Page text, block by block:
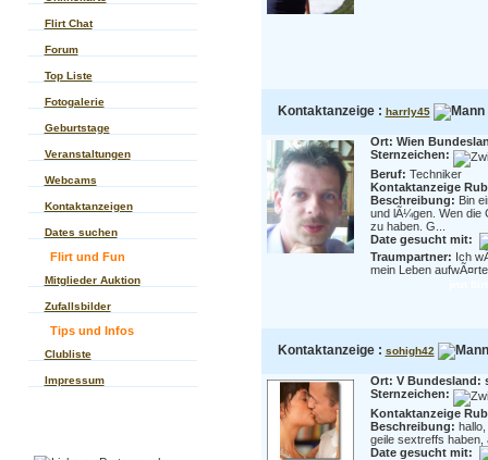
Flirt Chat
Forum
Top Liste
Fotogalerie
Geburtstage
Veranstaltungen
Webcams
Kontaktanzeigen
Dates suchen
Flirt und Fun
Mitglieder Auktion
Zufallsbilder
Tips und Infos
Clubliste
Impressum
Kontaktanzeige : harrly45
Ort: Wien
Sternzeichen:
Beruf: Techniker
Kontaktanzeige
Beschreibung: Bin
und lÃ¼gen. Wen die
zu haben. G...
Date gesucht mit:
Traumpartner: Ich
mein Leben
Kontaktanzeige : sohigh42
Ort: V Bundesland:
Sternzeichen:
Kontaktanzeige
Beschreibung:
geile sextreffs haben,
Date gesucht mit: